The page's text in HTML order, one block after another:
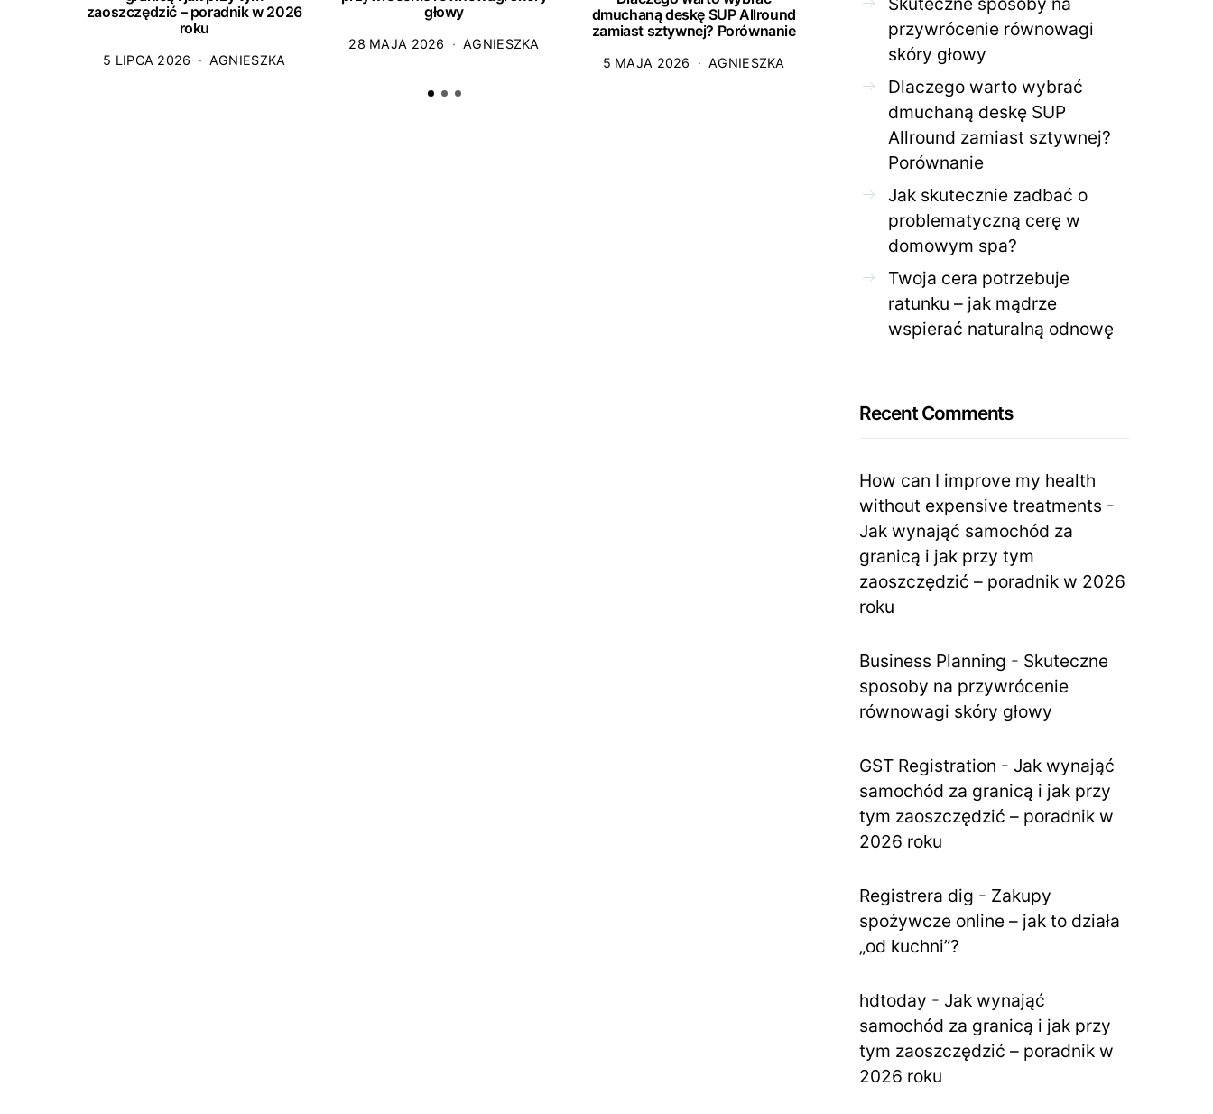
zaoszczędzić – poradnik w 2026
roku
5 LIPCA 2026 AGNIESZKA
głowy
28 MAJA 2026 AGNIESZKA
dmuchaną deskę SUP Allround
zamiast sztywnej? Porównanie
5 MAJA 2026 AGNIESZKA
domowym spa?
28 KWIETNIA 2026 27 KWIETNIA 2026
przywrócenie równowagi
skóry głowy
Dlaczego warto wybrać
dmuchaną deskę SUP
Allround zamiast sztywnej?
Porównanie
Jak skutecznie zadbać o
problematyczną cerę w
domowym spa?
Twoja cera potrzebuje
ratunku – jak mądrze
wspierać naturalną odnowę
Recent Comments
How can I improve my health
without expensive treatments -
Jak wynająć samochód za
granicą i jak przy tym
zaoszczędzić – poradnik w 2026
roku
Business Planning - Skuteczne
sposoby na przywrócenie
równowagi skóry głowy
GST Registration - Jak wynająć
samochód za granicą i jak przy
tym zaoszczędzić – poradnik w
2026 roku
Registrera dig - Zakupy
spożywcze online – jak to działa
„od kuchni”?
hdtoday - Jak wynająć
samochód za granicą i jak przy
tym zaoszczędzić – poradnik w
2026 roku